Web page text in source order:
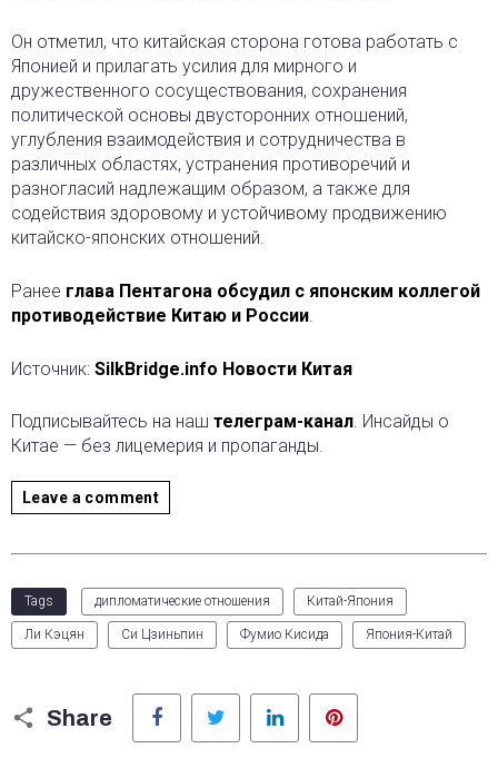
Он отметил, что китайская сторона готова работать с
Японией и прилагать усилия для мирного и
дружественного сосуществования, сохранения
политической основы двусторонних отношений,
углубления взаимодействия и сотрудничества в
различных областях, устранения противоречий и
разногласий надлежащим образом, а также для
содействия здоровому и устойчивому продвижению
китайско-японских отношений.
Ранее глава Пентагона обсудил с японским коллегой
противодействие Китаю и России.
Источник: SilkBridge.info Новости Китая
Подписывайтесь на наш телеграм-канал. Инсайды о
Китае — без лицемерия и пропаганды.
Leave a comment
Tags дипломатические отношения Китай-Япония
Ли Кэцян Си Цзиньпин Фумио Кисида Япония-Китай
Share
Facebook Twitter LinkedIn